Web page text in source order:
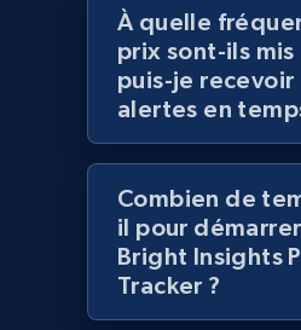
Amazon products global
products by specific
Title, Seller name, Brand,
price, Currency, Availability,
more.
2.1K+ 375+
Amazon products global
À quelle
prix sont-ils mis
puis-je recevoir
alertes en
Combien de
il pour
Bright Insights
Tracker ?